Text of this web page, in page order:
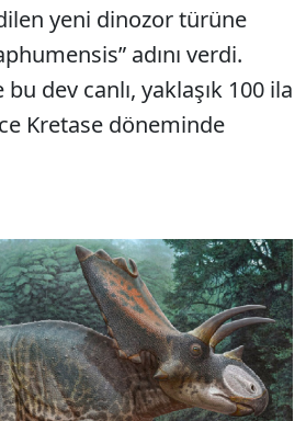
yeni dinozor türüne
adını verdi.
dev canlı, yaklaşık 100 ila
Kretase döneminde